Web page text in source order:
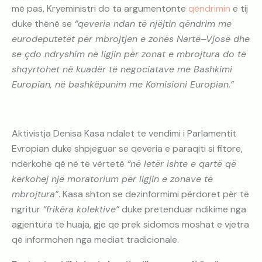
më pas, Kryeministri do ta argumentonte qëndrimin e tij
duke thënë se “qeveria ndan të njëjtin qëndrim me
eurodeputetët për mbrojtjen e zonës Nartë–Vjosë dhe
se çdo ndryshim në ligjin për zonat e mbrojtura do të
shqyrtohet në kuadër të negociatave me Bashkimi
Europian, në bashkëpunim me Komisioni Europian.”
Aktivistja Denisa Kasa ndalet te vendimi i Parlamentit
Evropian duke shpjeguar se qeveria e paraqiti si fitore,
ndërkohë që në të vërtetë “në letër ishte e qartë që
kërkohej një moratorium për ligjin e zonave të
mbrojtura”. Kasa shton se dezinformimi përdoret për të
ngritur “frikëra kolektive”duke pretenduar ndikime nga
agjentura të huaja, gjë që prek sidomos moshat e vjetra
që informohen nga mediat tradicionale.